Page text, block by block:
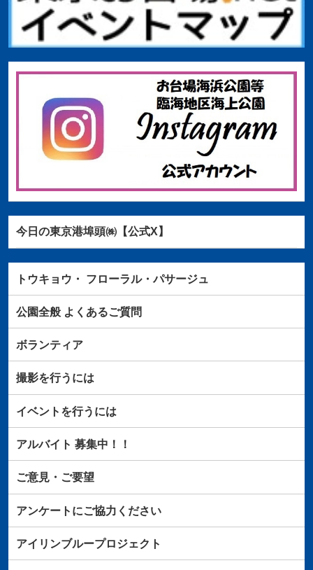
今日の東京港埠頭㈱【公式X】
トウキョウ・ フローラル・パサージュ
公園全般よくあるご質問
ボランティア
撮影を行うには
イベントを行うには
アルバイト 募集中！！
ご意見・ご要望
アンケートにご協力ください
アイリンブループロジェクト